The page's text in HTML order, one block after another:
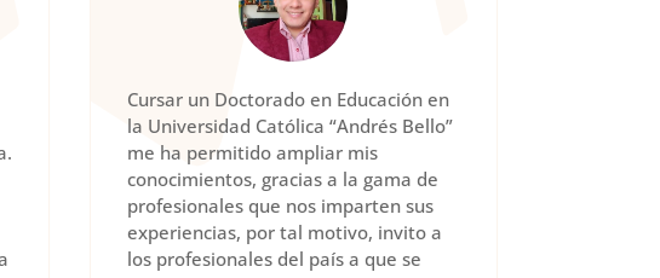
Cursar un Doctorado en Educación en
la Universidad Católica “Andrés Bello”
me ha permitido ampliar mis
conocimientos, gracias a la gama de
profesionales que nos imparten sus
experiencias, por tal motivo, invito a
los profesionales del país a que se